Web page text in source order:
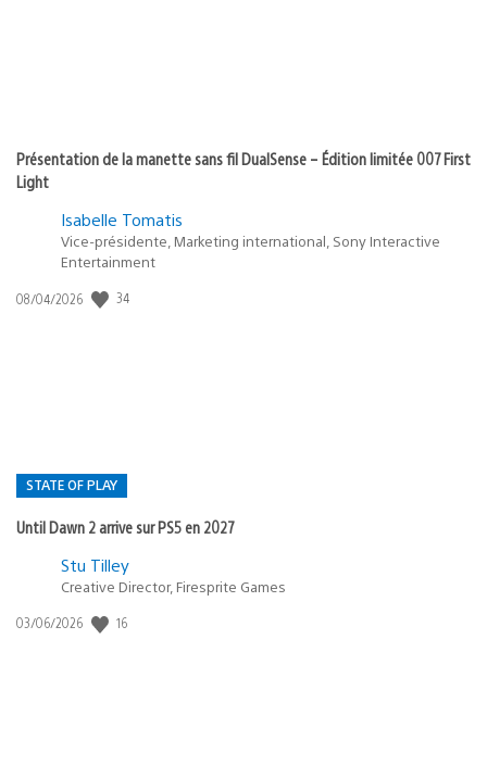
Présentation de la manette sans fil DualSense – Édition limitée 007 First
Light
Isabelle Tomatis
Vice-présidente, Marketing international, Sony Interactive
Entertainment
Date
08/04/2026 34
STATE OF PLAY
Until Dawn 2 arrive sur PS5 en 2027
Postée
:
Stu Tilley
Creative Director, Firesprite Games
Date
03/06/2026 16